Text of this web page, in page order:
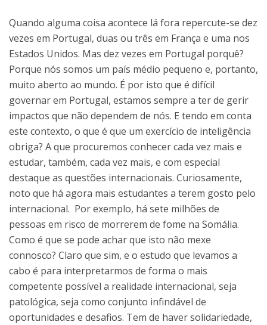
Quando alguma coisa acontece lá fora repercute-se dez
vezes em Portugal, duas ou três em França e uma nos
Estados Unidos. Mas dez vezes em Portugal porquê?
Porque nós somos um país médio pequeno e, portanto,
muito aberto ao mundo. É por isto que é difícil
governar em Portugal, estamos sempre a ter de gerir
impactos que não dependem de nós. E tendo em conta
este contexto, o que é que um exercício de inteligência
obriga? A que procuremos conhecer cada vez mais e
estudar, também, cada vez mais, e com especial
destaque as questões internacionais. Curiosamente,
noto que há agora mais estudantes a terem gosto pelo
internacional. Por exemplo, há sete milhões de
pessoas em risco de morrerem de fome na Somália.
Como é que se pode achar que isto não mexe
connosco? Claro que sim, e o estudo que levamos a
cabo é para interpretarmos de forma o mais
competente possível a realidade internacional, seja
patológica, seja como conjunto infindável de
oportunidades e desafios. Tem de haver solidariedade,